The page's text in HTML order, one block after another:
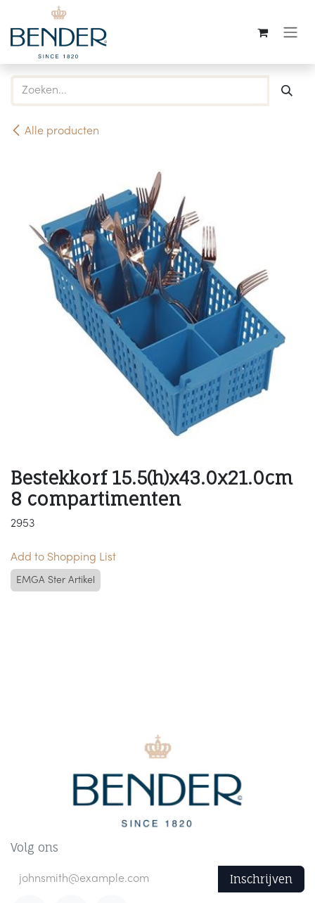
Overslaan naar inhoud
Alle producten
Bestekkorf 15.5(h)x43.0x21.0cm
8 compartimenten
2953
Add to Shopping List
EMGA Ster Artikel
Volg ons
Inschrijven